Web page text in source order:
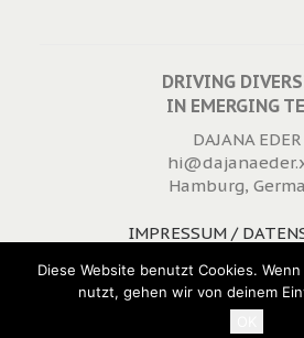
DRIVING
IN EMERGING
DAJANA EDER
Hamburg,
IMPRESSUM /
Diese Website benutzt Cookies.
nutzt, gehen wir von deinem